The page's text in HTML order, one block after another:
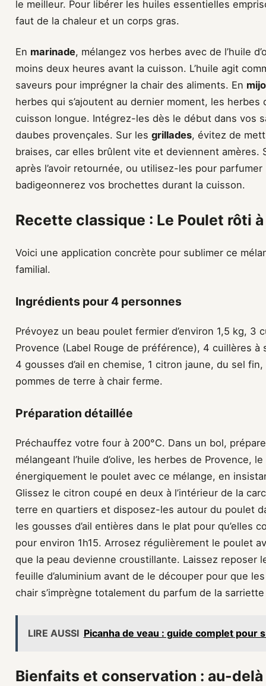
le meilleur. Pour libérer les huiles essentielles
faut de la chaleur et un corps gras.
En marinade, mélangez vos herbes avec de l’huile
moins deux heures avant la cuisson. L’huile agit
saveurs pour imprégner la chair des aliments. En
herbes qui s’ajoutent au dernier moment, les
cuisson longue. Intégrez-les dès le début dans vos
daubes provençales. Sur les grillades, évitez de
braises, car elles brûlent vite et deviennent amères.
après l’avoir retournée, ou utilisez-les pour
badigeonnerez vos brochettes durant la cuisson.
Recette classique : Le Poulet rôti
Voici une application concrète pour sublimer ce
familial.
Ingrédients pour 4 personnes
Prévoyez un beau poulet fermier d’environ 1,5 kg, 3
Provence (Label Rouge de préférence), 4 cuillères à
4 gousses d’ail en chemise, 1 citron jaune, du sel
pommes de terre à chair ferme.
Préparation détaillée
Préchauffez votre four à 200°C. Dans un bol,
mélangeant l’huile d’olive, les herbes de Provence,
énergiquement le poulet avec ce mélange, en
Glissez le citron coupé en deux à l’intérieur de la
terre en quartiers et disposez-les autour du poulet
les gousses d’ail entières dans le plat pour qu’elles
pour environ 1h15. Arrosez régulièrement le poulet
que la peau devienne croustillante. Laissez reposer
feuille d’aluminium avant de le découper pour que
chair s’imprègne totalement du parfum de la
LIRE AUSSI Picanha de veau : guide complet pour
Bienfaits et conservation : au-